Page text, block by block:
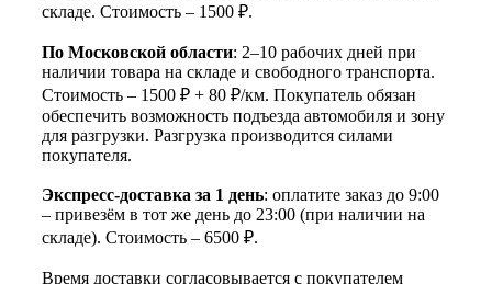
складе. Стоимость – 1500 ₽.
По Московской области: 2–10 рабочих дней при
наличии товара на складе и свободного транспорта.
Стоимость – 1500 ₽ + 80 ₽/км. Покупатель обязан
обеспечить возможность подъезда автомобиля и зону
для разгрузки. Разгрузка производится силами
покупателя.
Экспресс-доставка за 1 день: оплатите заказ до 9:00
– привезём в тот же день до 23:00 (при наличии на
складе). Стоимость – 6500 ₽.
Время доставки согласовывается с покупателем